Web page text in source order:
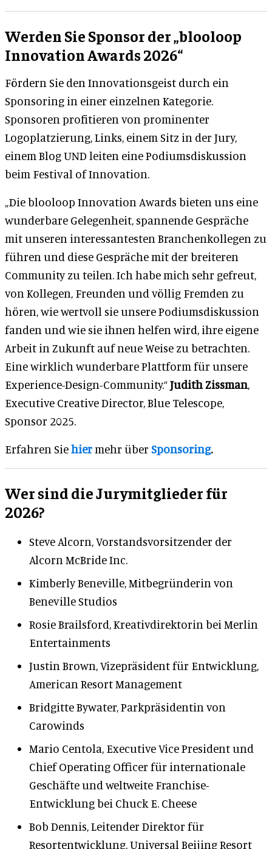
Werden Sie Sponsor der „blooloop
Innovation Awards 2026“
Fördern Sie den Innovationsgeist durch ein
Sponsoring in einer einzelnen Kategorie.
Sponsoren profitieren von prominenter
Logoplatzierung, Links, einem Sitz in der Jury,
einem Blog UND leiten eine Podiumsdiskussion
beim Festival of Innovation.
„Die blooloop Innovation Awards bieten uns eine
wunderbare Gelegenheit, spannende Gespräche
mit unseren interessantesten Branchenkollegen zu
führen und diese Gespräche mit der breiteren
Community zu teilen. Ich habe mich sehr gefreut,
von Kollegen, Freunden und völlig Fremden zu
hören, wie wertvoll sie unsere Podiumsdiskussion
fanden und wie sie ihnen helfen wird, ihre eigene
Arbeit in Zukunft auf neue Weise zu betrachten.
Eine wirklich wunderbare Plattform für unsere
Experience-Design-Community.“Judith Zissman,
Executive Creative Director, Blue Telescope,
Sponsor 2025.
Erfahren Siehiermehr über Sponsoring.
Wer sind die Jurymitglieder für
2026?
Steve Alcorn, Vorstandsvorsitzender der
Alcorn McBride Inc.
Kimberly Beneville, Mitbegründerin von
Beneville Studios
Rosie Brailsford, Kreativdirektorin bei Merlin
Entertainments
Justin Brown, Vizepräsident für Entwicklung,
American Resort Management
Bridgitte Bywater, Parkpräsidentin von
Carowinds
Mario Centola, Executive Vice President und
Chief Operating Officer für internationale
Geschäfte und weltweite Franchise-
Entwicklung bei Chuck E. Cheese
Bob Dennis, Leitender Direktor für
Resortentwicklung, Universal Beijing Resort